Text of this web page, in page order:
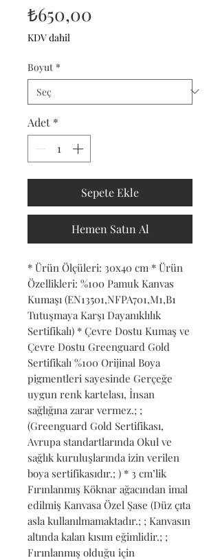
₺650,00
KDV dahil
Boyut *
Adet *
Sepete Ekle
Hemen Satın Al
* Ürün Ölçüleri: 30x40 cm * Ürün
Özellikleri: %100 Pamuk Kanvas
Kumaşı (EN13501,NFPA701,M1,B1
Tutuşmaya Karşı Dayanıklılık
Sertifikalı) * Çevre Dostu Kumaş ve
Çevre Dostu Greenguard Gold
Sertifikalı %100 Orijinal Boya
pigmentleri sayesinde Gerçeğe
uygun renk kartelası, İnsan
sağlığına zarar vermez.; ;
(Greenguard Gold Sertifikası,
Avrupa standartlarında Okul ve
sağlık kuruluşlarında izin verilen
boya sertifikasıdır.; ) * 3 cm’lik
Fırınlanmış Köknar ağacından imal
edilmiş Kanvasa Özel Şase (Düz çıta
asla kullanılmamaktadır.; ; Kanvasın
altında kalan kısım eğimlidir.; ;
Fırınlanmış olduğu için